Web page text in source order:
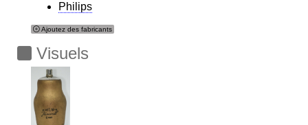
Philips
Ajoutez des fabricants
Visuels